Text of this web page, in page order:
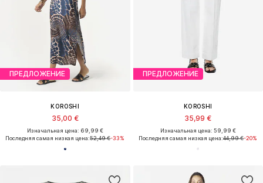
ПРЕДЛОЖЕНИЕ
KOROSHI
35,00 €
Изначальная цена: 69,99 €
Последняя самая низкая цена:52,49 €-33%
ПРЕДЛОЖЕНИЕ
KOROSHI
35,99 €
Изначальная цена: 59,99 €
Последняя самая низкая цена:44,99 €-20%